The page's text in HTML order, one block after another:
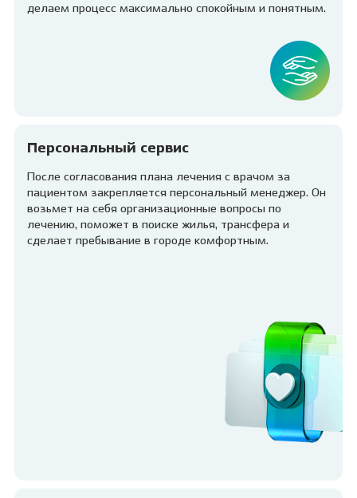
делаем процесс максимально спокойным и понятным.
Персональный сервис
После согласования плана лечения с врачом за
пациентом закрепляется персональный менеджер. Он
возьмет на себя организационные вопросы по
лечению, поможет в поиске жилья, трансфера и
сделает пребывание в городе комфортным.